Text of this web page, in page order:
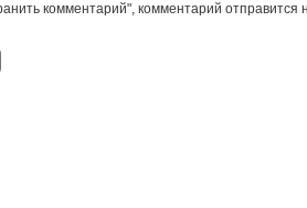
комментарий", комментарий отправится